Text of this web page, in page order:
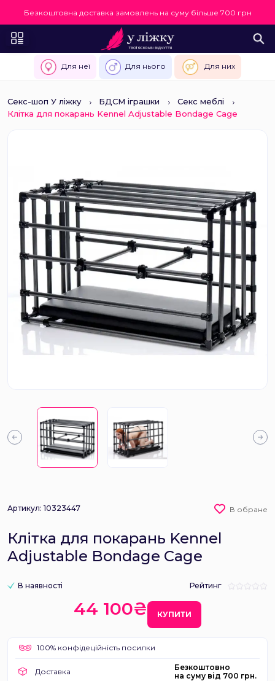
Безкоштовна доставка замовлень на суму більше 700 грн
Для неї Для нього Для них
Секс-шоп У ліжку БДСМ іграшки
Секс меблі
Клітка для покарань Kennel Adjustable Bondage Cage
Артикул: 10323447 В обране
Клітка для покарань Kennel
Adjustable Bondage Cage
В наявності Рейтинг
44 100₴ КУПИТИ
100% конфідеційність посилки
Доставка
Безкоштовно
на суму від 700 грн.